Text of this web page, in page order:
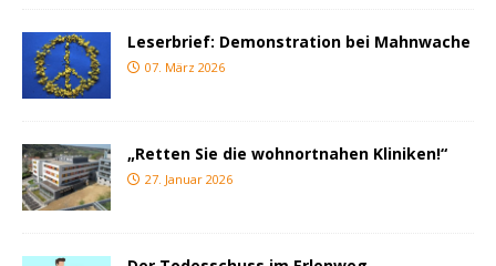
Leserbrief: Demonstration bei Mahnwache
07. März 2026
„Retten Sie die wohnortnahen Kliniken!“
27. Januar 2026